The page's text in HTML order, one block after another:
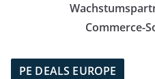
Commerce-
PE DEALS EUROPE